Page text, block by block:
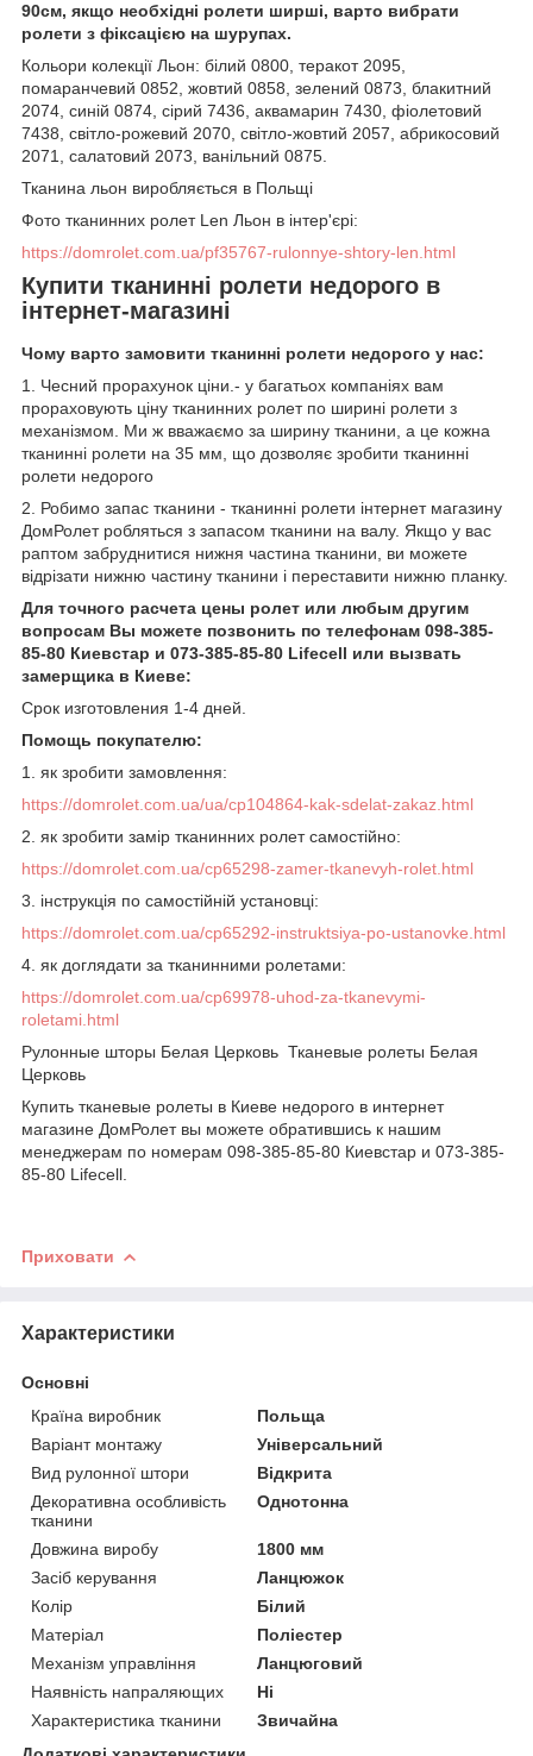
90см, якщо необхідні ролети ширші, варто вибрати
ролети з фіксацією на шурупах.
Кольори колекції Льон: білий 0800, теракот 2095,
помаранчевий 0852, жовтий 0858, зелений 0873, блакитний
2074, синій 0874, сірий 7436, аквамарин 7430, фіолетовий
7438, світло-рожевий 2070, світло-жовтий 2057, абрикосовий
2071, салатовий 2073, ванільний 0875.
Тканина льон виробляється в Польщі
Фото тканинних ролет Len Льон в інтер'єрі:
https://domrolet.com.ua/pf35767-rulonnye-shtory-len.html
Купити тканинні ролети недорого в
інтернет-магазині
Чому варто замовити тканинні ролети недорого у нас:
1. Чесний прорахунок ціни.- у багатьох компаніях вам
прораховують ціну тканинних ролет по ширині ролети з
механізмом. Ми ж вважаємо за ширину тканини, а це кожна
тканинні ролети на 35 мм, що дозволяє зробити тканинні
ролети недорого
2. Робимо запас тканини - тканинні ролети інтернет магазину
ДомРолет робляться з запасом тканини на валу. Якщо у вас
раптом забруднитися нижня частина тканини, ви можете
відрізати нижню частину тканини і переставити нижню планку.
Для точного расчета цены ролет или любым другим
вопросам Вы можете позвонить по телефонам 098-385-
85-80 Киевстар и 073-385-85-80 Lifecell или вызвать
замерщика в Киеве:
Срок изготовления 1-4 дней.
Помощь покупателю:
1.
як зробити замовлення:
https://domrolet.com.ua/ua/cp104864-kak-sdelat-zakaz.html
2. як зробити замір тканинних ролет самостійно:
https://domrolet.com.ua/cp65298-zamer-tkanevyh-rolet.html
3. інструкція по самостійній установці:
https://domrolet.com.ua/cp65292-instruktsiya-po-ustanovke.html
4. як доглядати за тканинними ролетами:
https://domrolet.com.ua/cp69978-uhod-za-tkanevymi-
roletami.html
Рулонные шторы Белая Церковь Тканевые ролеты Белая
Церковь
Купить тканевые ролеты в Киеве недорого в интернет
магазине ДомРолет вы можете обратившись к нашим
менеджерам по номерам 098-385-85-80 Киевстар и 073-385-
85-80 Lifecell.
Приховати
Характеристики
Основні
Країна виробник
Польща
Варіант монтажу
Універсальний
Вид рулонної штори
Відкрита
Декоративна особливість
тканини
Однотонна
Довжина виробу
1800 мм
Засіб керування
Ланцюжок
Колір
Білий
Матеріал
Поліестер
Механізм управління
Ланцюговий
Наявність напраляющих
Ні
Характеристика тканини
Звичайна